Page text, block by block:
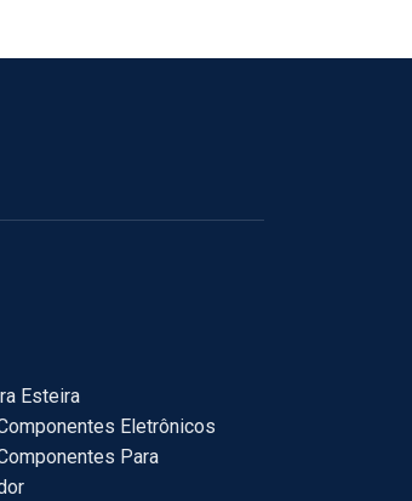
Esteira
Eletrônicos
Para